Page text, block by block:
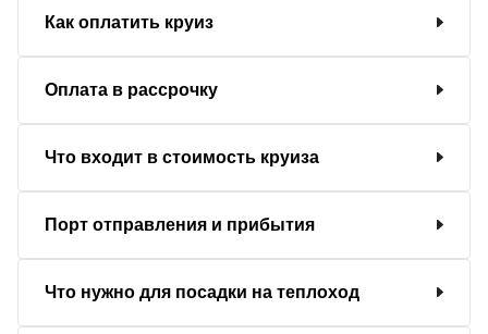
Как оплатить круиз
Оплата в рассрочку
Что входит в стоимость круиза
Порт отправления и прибытия
Что нужно для посадки на теплоход